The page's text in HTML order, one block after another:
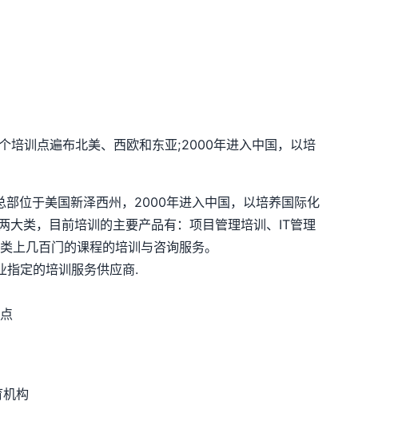
训点遍布北美、西欧和东亚;2000年进入中国，以培
于美国新泽西州，2000年进入中国，以培养国际化
类，目前培训的主要产品有：项目管理培训、IT管理
上几百门的课程的培训与咨询服务。
定的培训服务供应商.
构